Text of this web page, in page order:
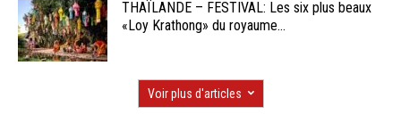
THAÏLANDE – FESTIVAL: Les six plus beaux
«Loy Krathong» du royaume...
Voir plus d'articles